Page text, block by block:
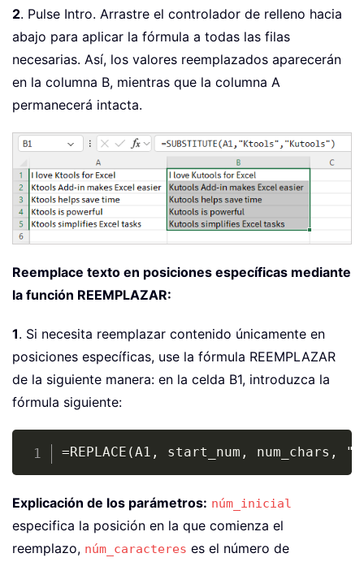
2. Pulse Intro. Arrastre el controlador de relleno hacia
abajo para aplicar la fórmula a todas las filas
necesarias. Así, los valores reemplazados aparecerán
en la columna B, mientras que la columna A
permanecerá intacta.
Reemplace texto en posiciones específicas mediante
la función REEMPLAZAR:
1. Si necesita reemplazar contenido únicamente en
posiciones específicas, use la fórmula REEMPLAZAR
de la siguiente manera: en la celda B1, introduzca la
fórmula siguiente:
=REPLACE(A1, start_num, num_chars,
Copy
Explicación de los parámetros: núm_inicial
especifica la posición en la que comienza el
reemplazo, núm_caracteres es el número de